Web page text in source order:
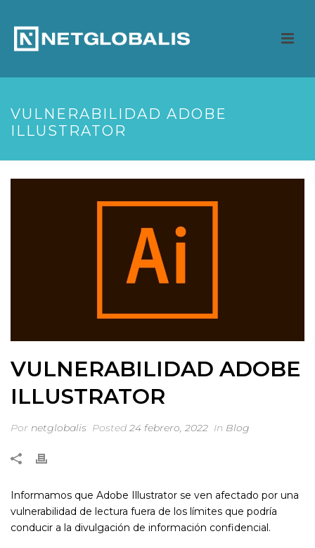
VULNERABILIDAD ADOBE
ILLUSTRATOR
VULNERABILIDAD ADOBE
ILLUSTRATOR
Por netglobalis Posted 24 febrero, 2022 In Blog
Informamos que Adobe Illustrator se ven afectado por una
vulnerabilidad de lectura fuera de los límites que podría
conducir a la divulgación de información confidencial.